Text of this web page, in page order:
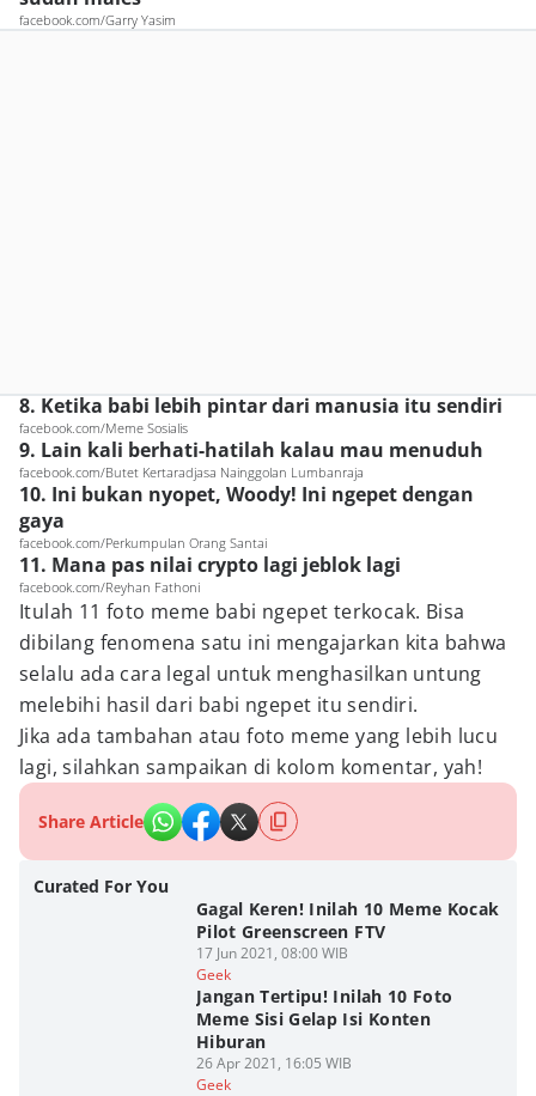
facebook.com/Garry Yasim
8. Ketika babi lebih pintar dari manusia itu sendiri
facebook.com/Meme Sosialis
9. Lain kali berhati-hatilah kalau mau menuduh
facebook.com/Butet Kertaradjasa Nainggolan Lumbanraja
10. Ini bukan nyopet, Woody! Ini ngepet dengan
gaya
facebook.com/Perkumpulan Orang Santai
11. Mana pas nilai crypto lagi jeblok lagi
facebook.com/Reyhan Fathoni
Itulah 11 foto meme babi ngepet terkocak. Bisa
dibilang fenomena satu ini mengajarkan kita bahwa
selalu ada cara legal untuk menghasilkan untung
melebihi hasil dari babi ngepet itu sendiri.
Jika ada tambahan atau foto meme yang lebih lucu
lagi, silahkan sampaikan di kolom komentar, yah!
Share Article
Curated For You
Gagal Keren! Inilah 10 Meme Kocak
Pilot Greenscreen FTV
17 Jun 2021, 08:00 WIB
Geek
Jangan Tertipu! Inilah 10 Foto
Meme Sisi Gelap Isi Konten
Hiburan
26 Apr 2021, 16:05 WIB
Geek